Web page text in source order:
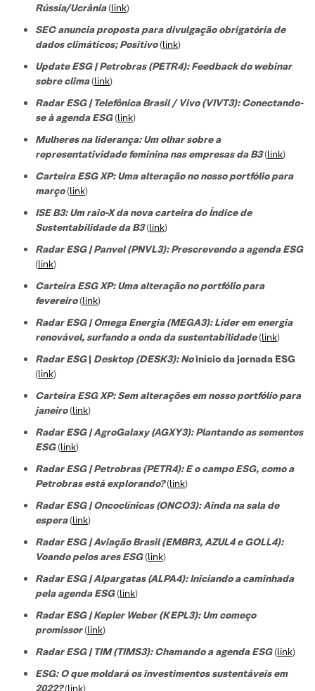
Rússia/Ucrânia(link)
SEC anuncia proposta para divulgação obrigatória de
dados climáticos; Positivo(link)
Update ESG | Petrobras (PETR4): Feedback do webinar
sobre clima(link)
Radar ESG | Telefônica Brasil / Vivo (VIVT3): Conectando-
se à agenda ESG(link)
Mulheres na liderança: Um olhar sobre a
representatividade feminina nas empresas da B3(link)
Carteira ESG XP: Uma alteração no nosso portfólio para
março(link)
ISE B3: Um raio-X da nova carteira do Índice de
Sustentabilidade da B3(link)
Radar ESG | Panvel (PNVL3): Prescrevendo a agenda ESG
(link)
Carteira ESG XP: Uma alteração no portfólio para
fevereiro(link)
Radar ESG | Omega Energia (MEGA3): Líder em energia
renovável, surfando a onda da sustentabilidade(link)
Radar ESG| Desktop (DESK3): Noinício da jornada ESG
(link)
Carteira ESG XP: Sem alterações em nosso portfólio para
janeiro(link)
Radar ESG | AgroGalaxy (AGXY3): Plantando as sementes
ESG(link)
Radar ESG | Petrobras (PETR4): E o campo ESG, como a
Petrobras está explorando?(link)
Radar ESG | Oncoclínicas (ONCO3): Ainda na sala de
espera(link)
Radar ESG | Aviação Brasil (EMBR3, AZUL4 e GOLL4):
Voando pelos ares ESG(link)
Radar ESG | Alpargatas (ALPA4): Iniciando a caminhada
pela agenda ESG(link)
Radar ESG | Kepler Weber (KEPL3): Um começo
promissor(link)
Radar ESG | TIM (TIMS3): Chamando a agenda ESG(link)
ESG: O que moldará os investimentos sustentáveis em
2022?(link)